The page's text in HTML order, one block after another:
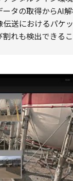
タの取得からAI
送におけるパケ
れも検出できるこ